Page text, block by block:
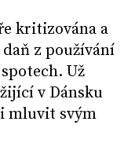
kritizována a
z používání
Už
v Dánsku
mluvit svým